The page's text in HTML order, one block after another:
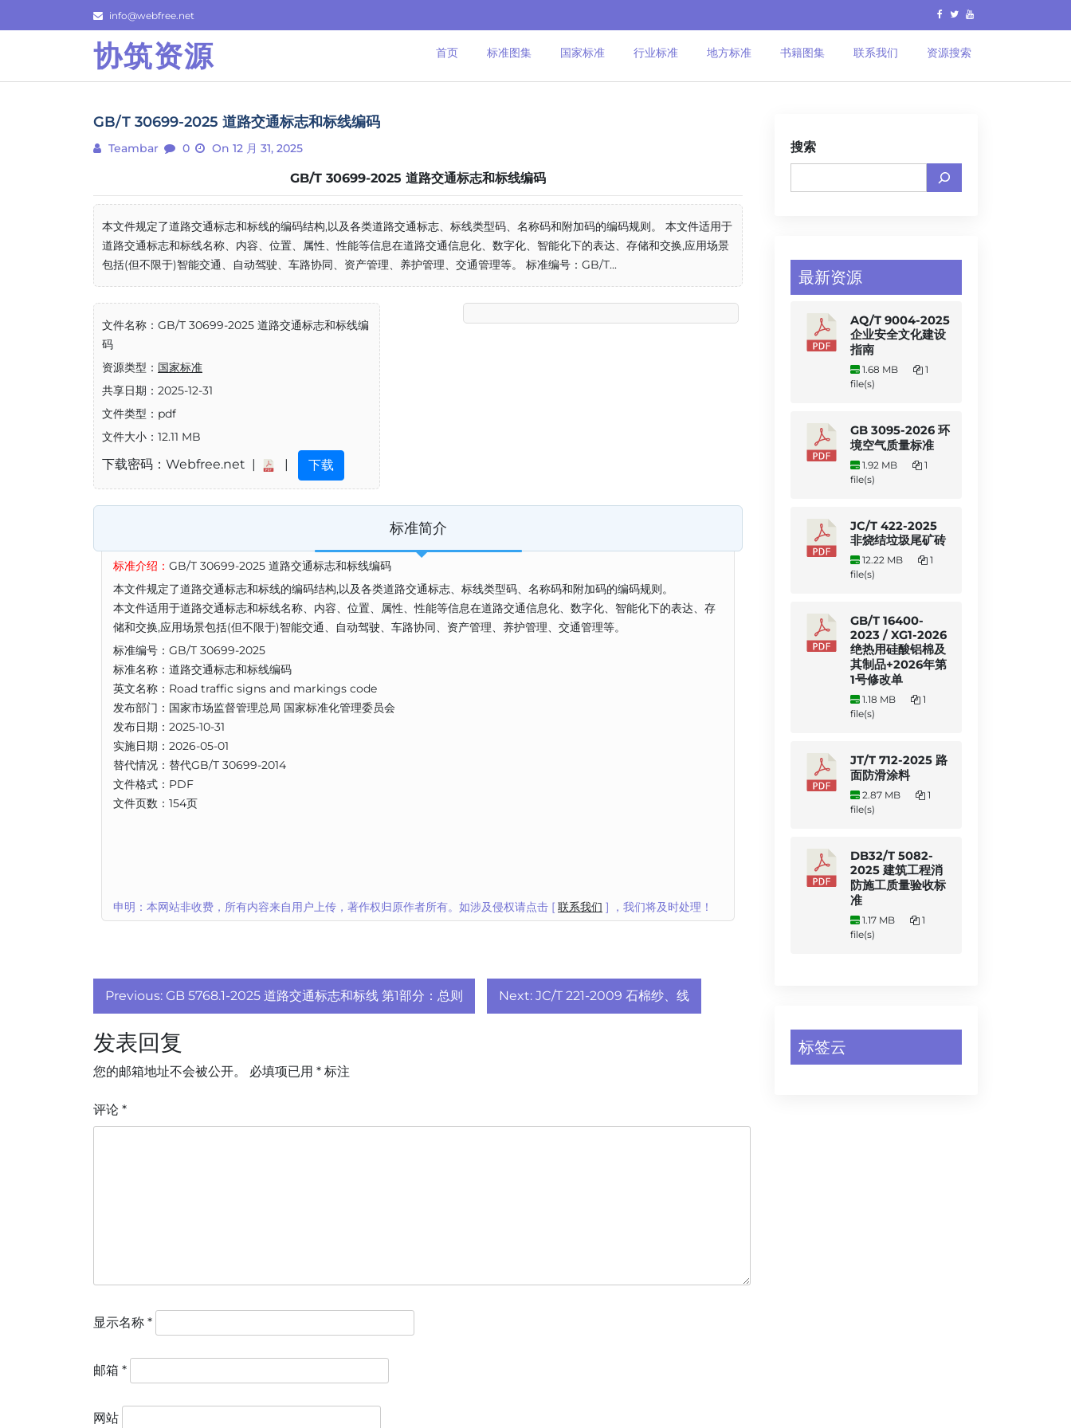
to
info@webfree.net
协筑资源 首页 标准图集 国家标准 行业标准 地方标准 书籍图集 联系我们 资源搜索
GB/T 30699-2025 道路交通标志和标线编码
Teambar 0 On 12 月 31, 2025
GB/T 30699-2025 道路交通标志和标线编码
本文件规定了道路交通标志和标线的编码结构,以及各类道路交通标志、标线类型码、名称码和附加码的编码规则。 本文件适用于
道路交通标志和标线名称、内容、位置、属性、性能等信息在道路交通信息化、数字化、智能化下的表达、存储和交换,应用场景
包括(但不限于)智能交通、自动驾驶、车路协同、资产管理、养护管理、交通管理等。 标准编号：GB/T...
文件名称：GB/T 30699-2025 道路交通标志和标线编
码
资源类型： 国家标准
共享日期：2025-12-31
文件类型：pdf
文件大小：12.11 MB
下载密码：Webfree.net | | 下载
标准简介
标准介绍： GB/T 30699-2025 道路交通标志和标线编码
本文件规定了道路交通标志和标线的编码结构,以及各类道路交通标志、标线类型码、名称码和附加码的编码规则。
本文件适用于道路交通标志和标线名称、内容、位置、属性、性能等信息在道路交通信息化、数字化、智能化下的表达、存
储和交换,应用场景包括(但不限于)智能交通、自动驾驶、车路协同、资产管理、养护管理、交通管理等。
标准编号：GB/T 30699-2025
标准名称：道路交通标志和标线编码
英文名称：Road traffic signs and markings code
发布部门：国家市场监督管理总局 国家标准化管理委员会
发布日期：2025-10-31
实施日期：2026-05-01
替代情况：替代GB/T 30699-2014
文件格式：PDF
文件页数：154页
申明：本网站非收费，所有内容来自用户上传，著作权归原作者所有。如涉及侵权请点击 [ 联系我们 ] ，我们将及时处理！
文
章
导
航
Previous: GB 5768.1-2025 道路交通标志和标线 第1部分：总则 Next: JC/T 221-2009 石棉纱、线
发表回复
您的邮箱地址不会被公开。 必填项已用 * 标注
评论 *
显示名称 *
邮箱 *
网站
搜索
最新资源
AQ/T 9004-2025
企业安全文化建设
指南
1.68 MB
1
file(s)
GB 3095-2026 环
境空气质量标准
1.92 MB
1
file(s)
JC/T 422-2025
非烧结垃圾尾矿砖
12.22 MB
1
file(s)
GB/T 16400-
2023 / XG1-2026
绝热用硅酸铝棉及
其制品+2026年第
1号修改单
1.18 MB
1
file(s)
JT/T 712-2025 路
面防滑涂料
2.87 MB
1
file(s)
DB32/T 5082-
2025 建筑工程消
防施工质量验收标
准
1.17 MB
1
file(s)
标签云